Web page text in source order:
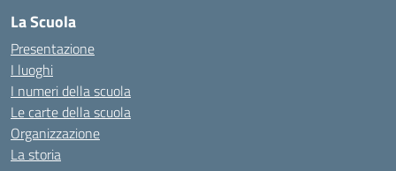
La Scuola
Presentazione
I luoghi
I numeri della scuola
Le carte della scuola
Organizzazione
La storia